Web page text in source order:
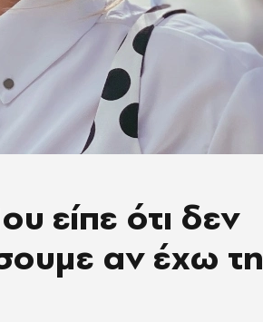
είπε ότι δεν
αν έχω τη